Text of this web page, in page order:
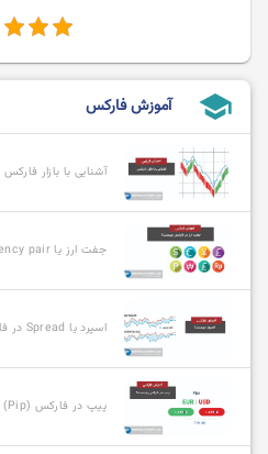
school آموزش فارکس
آشنایی با بازار فارکس
جفت ارز یا Currency pair در فارکس چیست؟
اسپرد یا Spread در فارکس چیست؟
پیپ در فارکس (Pip) چیست؟